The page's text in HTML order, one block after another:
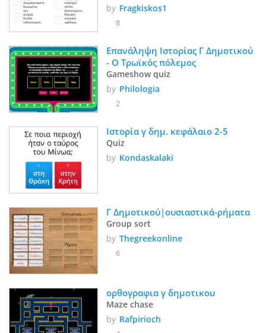
by Fragkiskos1
8
Επανάληψη Ιστορίας Γ Δημοτικού
Gameshow quiz
by Philologia
2
Ιστορία γ δημ. κεφάλαιο 2-5
Quiz
by Kondaskalaki
Γ Δημοτικού|ουσιαστικά-ρήματα
Group sort
by Thegreekonline
6
ορθογραφια γ δημοτικου
Maze chase
by Rafpirioch